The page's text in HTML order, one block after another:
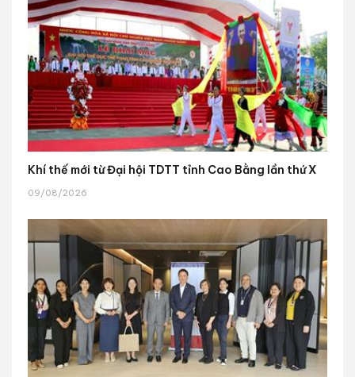
Khí thế mới từ Đại hội TDTT tỉnh Cao Bằng lần thứ X
09/08/2026